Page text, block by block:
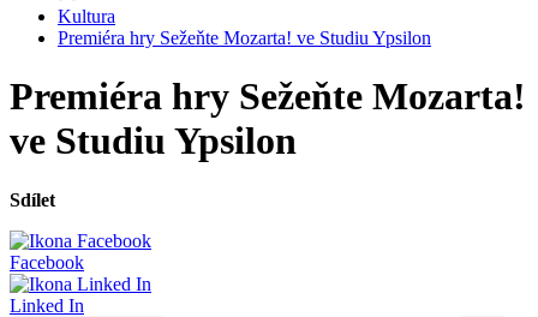
Kultura
Premiéra hry Sežeňte Mozarta! ve Studiu Ypsilon
Premiéra hry Sežeňte Mozarta!
ve Studiu Ypsilon
Sdílet
Facebook
Linked In